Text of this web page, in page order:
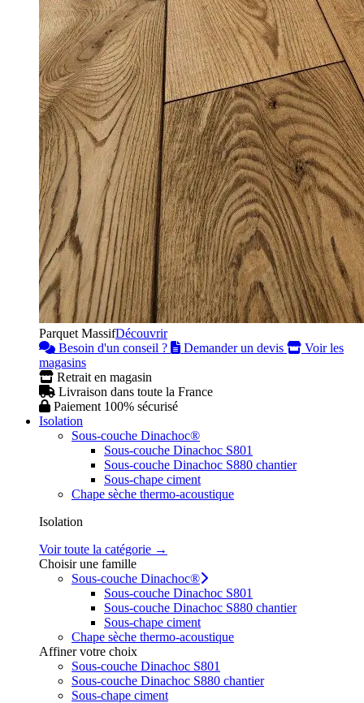
Parquet MassifDécouvrir
Besoin d'un conseil ?
Demander un devis
Voir les
magasins
Retrait en magasin
Livraison dans toute la France
Paiement 100% sécurisé
Isolation
Sous-couche Dinachoc®
Sous-couche Dinachoc S801
Sous-couche Dinachoc S880 chantier
Sous-chape ciment
Chape sèche thermo-acoustique
Isolation
Voir toute la catégorie →
Choisir une famille
Sous-couche Dinachoc®
Sous-couche Dinachoc S801
Sous-couche Dinachoc S880 chantier
Sous-chape ciment
Chape sèche thermo-acoustique
Affiner votre choix
Sous-couche Dinachoc S801
Sous-couche Dinachoc S880 chantier
Sous-chape ciment